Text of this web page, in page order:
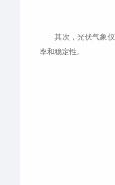
其次，光伏气象仪
率和稳定性。